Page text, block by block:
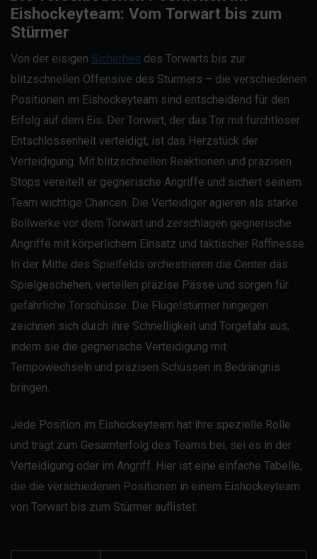
Eishockeyteam: Vom Torwart bis zum
Stürmer
Von der eisigen Sicherheit des Torwarts bis zur
blitzschnellen Offensive des Stürmers – die verschiedenen
Positionen im Eishockeyteam sind entscheidend für den
Erfolg auf dem Eis. Der Torwart, der das Tor mit furchtloser
Entschlossenheit verteidigt, ist das Herzstück der
Verteidigung. Mit blitzschnellen Reaktionen und präzisen
Stops vereitelt er gegnerische Angriffe und sichert seinem
Team wichtige Chancen. Die Verteidiger agieren als starke
Bollwerke vor dem Torwart und zerschlagen gegnerische
Angriffe mit körperlichem Einsatz und taktischer Raffinesse.
In der Mitte des Spielfelds orchestrieren die Center das
Spielgeschehen, verteilen präzise Pässe und sorgen für
gefährliche Torschüsse. Die Flügelstürmer hingegen
zeichnen sich durch ihre Schnelligkeit und Torgefahr aus,
indem sie die gegnerische Verteidigung mit
Tempowechseln und präzisen Schüssen in Bedrängnis
bringen.
Jede Position im Eishockeyteam hat ihre spezielle Rolle
und trägt zum Gesamterfolg des Teams bei, sei es in der
Verteidigung oder im Angriff. Hier ist eine einfache Tabelle,
die die verschiedenen Positionen in einem Eishockeyteam
von Torwart bis zum Stürmer auflistet: